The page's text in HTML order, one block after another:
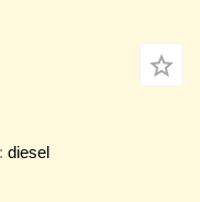
diesel